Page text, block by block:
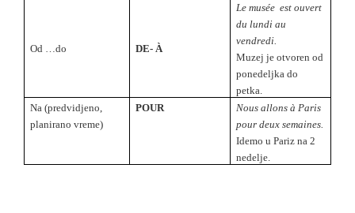
Od …do DE- À
Le musée est ouvert
du lundi au
vendredi.
Muzej je otvoren od
ponedeljka do
petka.
Na(predvidjeno,
planirano vreme)
POUR
Nous allons à Paris
pour deux semaines.
Idemo u Pariz na 2
nedelje.